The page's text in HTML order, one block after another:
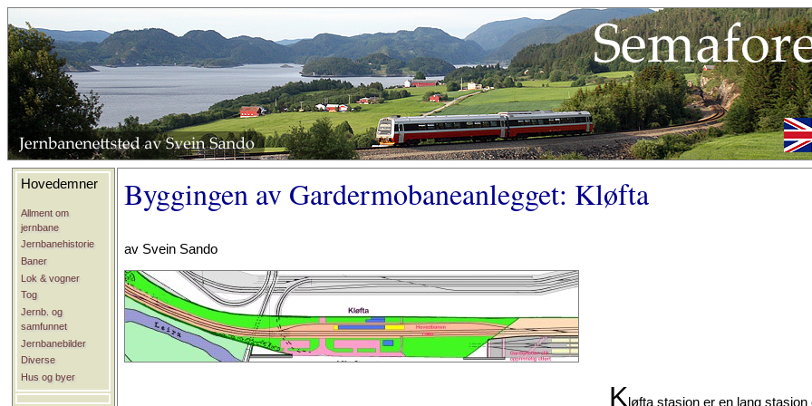
Hovedemner
Allment om
jernbane
Jernbanehistorie
Baner
Lok & vogner
Tog
Jernb. og
samfunnet
Jernbanebilder
Diverse
Hus og byer
Byggingen av Gardermobaneanlegget: Kløfta
av Svein Sando
K løfta stasjon er en lang stasjon